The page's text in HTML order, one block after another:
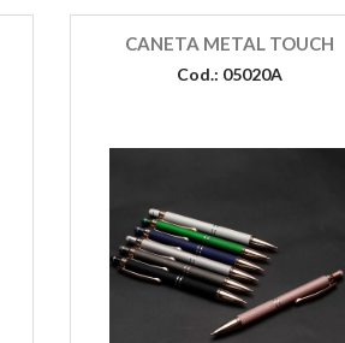
CANETA METAL TOUCH
Cod.: 05020A